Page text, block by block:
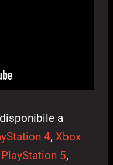
a
4, Xbox
PlayStation 5,